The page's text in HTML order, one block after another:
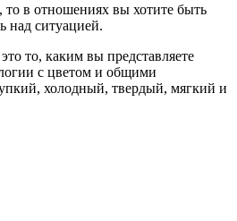
то в отношениях вы хотите быть
над ситуацией.
то, каким вы представляете
с цветом и общими
холодный, твердый, мягкий и